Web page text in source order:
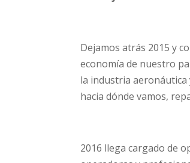
Dejamos atrás 2015 y
economía de nuestro
la industria
hacia dónde vamos,
2016 llega cargado de